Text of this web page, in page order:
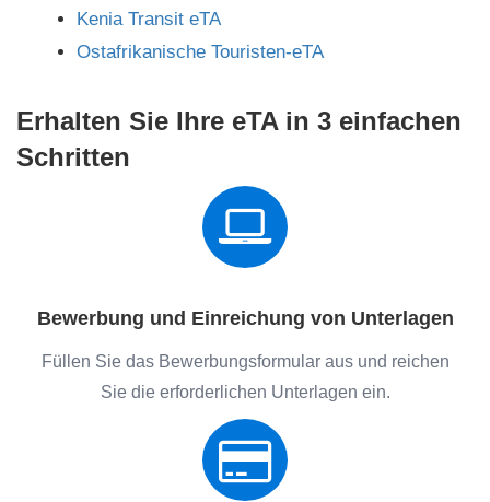
Kenia Transit eTA
Ostafrikanische Touristen-eTA
Erhalten Sie Ihre eTA in 3 einfachen
Schritten
Bewerbung und Einreichung von Unterlagen
Füllen Sie das Bewerbungsformular aus und reichen
Sie die erforderlichen Unterlagen ein.